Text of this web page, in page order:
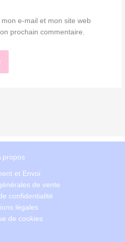
e-mail et mon site web
prochain commentaire.
propos
et Envoi
de vente
confidentialité
légales
de cookies